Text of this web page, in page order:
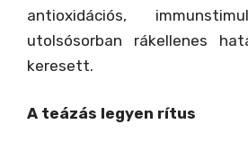
antioxidációs,
utolsósorban rákellenes
keresett.
A teázás legyen rítus